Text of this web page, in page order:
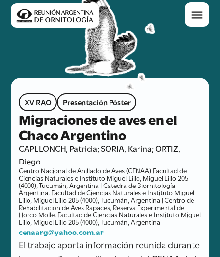
XV RAO Presentación Póster
Migraciones de aves en el
Chaco Argentino
CAPLLONCH, Patricia; SORIA, Karina; ORTIZ,
Diego
Centro Nacional de Anillado de Aves (CENAA) Facultad de
Ciencias Naturales e Instituto Miguel Lillo, Miguel Lillo 205
(4000), Tucumán, Argentina | Cátedra de Biornitología
Argentina, Facultad de Ciencias Naturales e Instituto Miguel
Lillo, Miguel Lillo 205 (4000), Tucumán, Argentina | Centro de
Rehabilitación de Aves Rapaces, Reserva Experimental de
Horco Molle, Facultad de Ciencias Naturales e Instituto Miguel
Lillo, Miguel Lillo 205 (4000), Tucumán, Argentina
cenaarg@yahoo.com.ar
El trabajo aporta información reunida durante